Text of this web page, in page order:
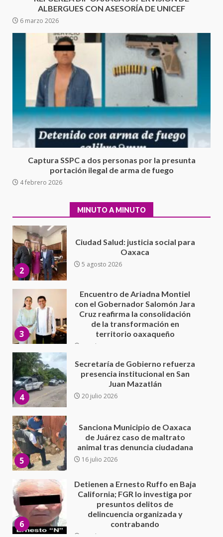
ALBERGUES CON ASESORÍA DE UNICEF
6 marzo 2026
Captura SSPC a dos personas por la presunta
portación ilegal de arma de fuego
4 febrero 2026
MINUTO A MINUTO
6
delincuencia organizada y
Sin paso carretera Oaxaca-
Cuacnopalan
26 junio 2026
1
Exhorta Poder Legislativo al
IEEPO y al Iocied a realizar una
evaluación técnica y estructural
integral de las instalaciones de la
Escuela Secundaria General
5 agosto 2026
5 agosto 2026
3
con el Gobernador Salomón Jara
Cruz reafirma la consolidación
de la transformación en
4
Secretaría de Gobierno refuerza
presencia institucional en San
Juan Mazatlán
20 julio 2026
5
Sanciona Municipio de Oaxaca
de Juárez caso de maltrato
animal tras denuncia ciudadana
16 julio 2026
6
California; FGR lo investiga por
presuntos delitos de
delincuencia organizada y
contrabando
7
Sin paso carretera Oaxaca-
Cuacnopalan
26 junio 2026